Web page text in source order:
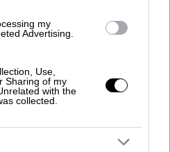
my
Advertising.
Use,
Sharing of my
with the
collected.
οράματος, την
σχεδιασμού, τις
και κυρίως την
χρηματοδότησης
τους